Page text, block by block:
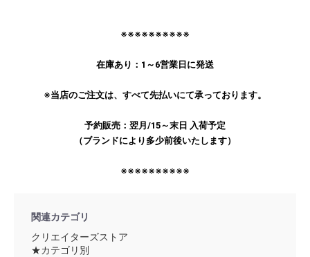
お買い物を続ける カートへ進む
※※※※※※※※※※
在庫あり：1～6営業日に発送
※当店のご注文は、すべて先払いにて承っております。
予約販売：翌月/15～末日 入荷予定
（ブランドにより多少前後いたします）
※※※※※※※※※※
関連カテゴリ
クリエイターズストア
★カテゴリ別